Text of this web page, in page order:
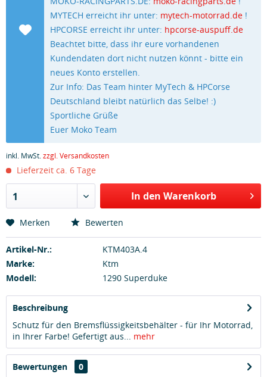
MYTECH erreicht ihr unter: mytech-motorrad.de !
HPCORSE erreicht ihr unter: hpcorse-auspuff.de
Beachtet bitte, dass ihr eure vorhandenen
Kundendaten dort nicht nutzen könnt - bitte ein
neues Konto erstellen.
Zur Info: Das Team hinter MyTech & HPCorse
Deutschland bleibt natürlich das Selbe! :)
Sportliche Grüße
Euer Moko Team
inkl. MwSt.zzgl. Versandkosten
Lieferzeit ca. 6 Tage
1 In den Warenkorb
Merken Bewerten
Artikel-Nr.:
KTM403A.4
Marke:
Ktm
Modell:
1290 Superduke
Beschreibung
Schutz für den Bremsflüssigkeitsbehälter - für Ihr Motorrad,
in Ihrer Farbe! Gefertigt aus... mehr
Bewertungen
0